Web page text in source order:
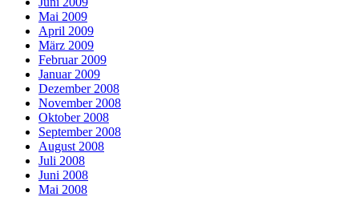
Mai 2009
April 2009
März 2009
Februar 2009
Januar 2009
Dezember 2008
November 2008
Oktober 2008
September 2008
August 2008
Juli 2008
Juni 2008
Mai 2008